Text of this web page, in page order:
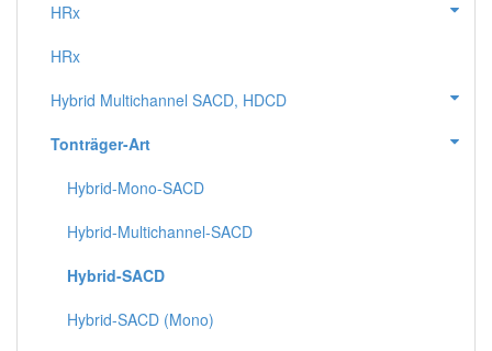
HRx
HRx
Hybrid Multichannel SACD, HDCD
Tonträger-Art
Hybrid-Mono-SACD
Hybrid-Multichannel-SACD
Hybrid-SACD
Hybrid-SACD (Mono)